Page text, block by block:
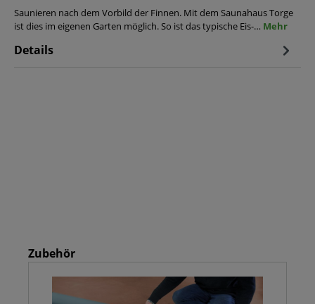
Saunieren nach dem Vorbild der Finnen. Mit dem Saunahaus Torge
ist dies im eigenen Garten möglich. So ist das typische Eis-… Mehr
Details
Zubehör